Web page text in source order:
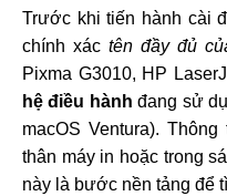
Trước khi tiến hành cài
chính xác tên đầy đủ
Pixma G3010, HP
hệ điều hành đang sử
macOS Ventura).
thân máy in hoặc trong
này là bước nền tảng để